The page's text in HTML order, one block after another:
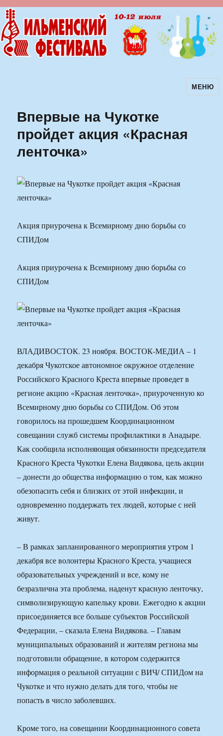
Ильменский фестиваль авторскойМЕНЮ
Впервые на Чукотке
пройдет акция «Красная
ленточка»
Акция приурочена к Всемирному дню борьбы со
СПИДом
Акция приурочена к Всемирному дню борьбы со
СПИДом
ВЛАДИВОСТОК. 23 ноября. ВОСТОК-МЕДИА – 1
декабря Чукотское автономное окружное отделение
Российского Красного Креста впервые проведет в
регионе акцию «Красная ленточка», приуроченную ко
Всемирному дню борьбы со СПИДом. Об этом
говорилось на прошедшем Координационном
совещании служб системы профилактики в Анадыре.
Как сообщила исполняющая обязанности председателя
Красного Креста Чукотки Елена Видякова, цель акции
– донести до общества информацию о том, как можно
обезопасить себя и близких от этой инфекции, и
одновременно поддержать тех людей, которые с ней
живут.
– В рамках запланированного мероприятия утром 1
декабря все волонтеры Красного Креста, учащиеся
образовательных учреждений и все, кому не
безразлична эта проблема, наденут красную ленточку,
символизирующую капельку крови. Ежегодно к акции
присоединяется все больше субъектов Российской
Федерации, – сказала Елена Видякова. – Главам
муниципальных образований и жителям региона мы
подготовили обращение, в котором содержится
информация о реальной ситуации с ВИЧ/ СПИДом на
Чукотке и что нужно делать для того, чтобы не
попасть в число заболевших.
Кроме того, на совещании Координационного совета